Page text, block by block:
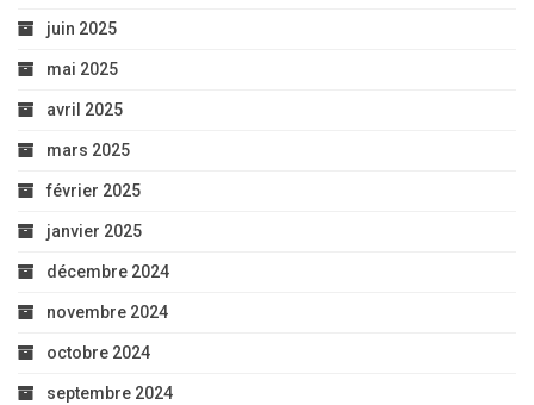
juin 2025
mai 2025
avril 2025
mars 2025
février 2025
janvier 2025
décembre 2024
novembre 2024
octobre 2024
septembre 2024